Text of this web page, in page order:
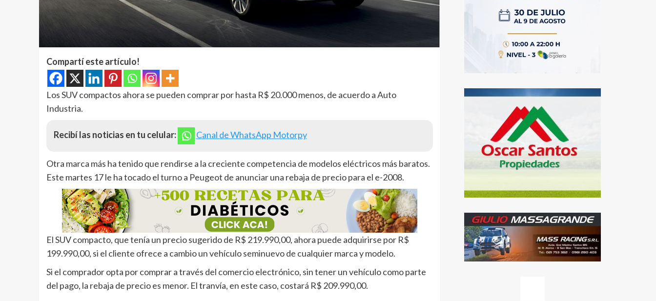
Compartí este artículo!
Los SUV compactos ahora se pueden comprar por hasta R$ 20.000 menos, de acuerdo a Auto
Industria.
Recibí las noticias en tu celular: Canal de WhatsApp Motorpy
Otra marca más ha tenido que rendirse a la creciente competencia de modelos eléctricos más baratos.
Este martes 17 le ha tocado el turno a Peugeot de anunciar una rebaja de precio para el e-2008.
El SUV compacto, que tenía un precio sugerido de R$ 219.990,00, ahora puede adquirirse por R$
199.990,00, si el cliente ofrece a cambio un vehículo seminuevo de cualquier marca y modelo.
Si el comprador opta por comprar a través del comercio electrónico, sin tener un vehículo como parte
del pago, la rebaja de precio es menor. El tranvía, en este caso, costará R$ 209.990,00.